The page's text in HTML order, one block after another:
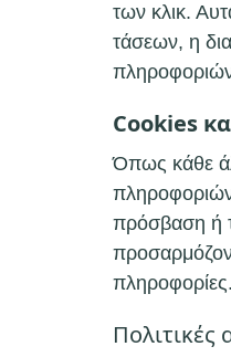
των κλικ.
τάσεων, η
Cookies
Όπως κάθε
πρόσβαση ή
πληροφορίες.